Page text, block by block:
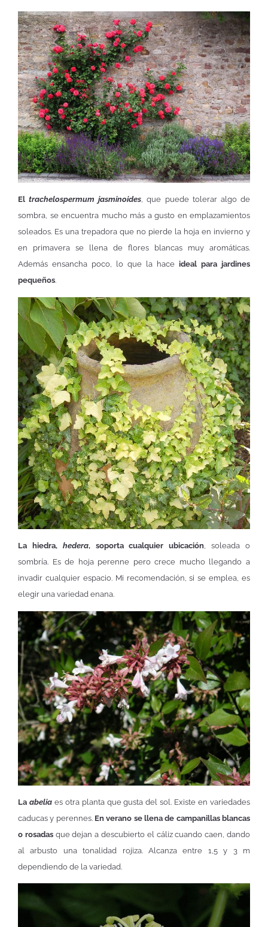
Eltrachelospermum jasminoides, que puede tolerar algo de
sombra, se encuentra mucho más a gusto en emplazamientos
soleados. Es una trepadora que no pierde la hoja en invierno y
en primavera se llena de flores blancas muy aromáticas.
Además ensancha poco, lo que la hace ideal para jardines
pequeños.
La hiedra, hedera, soporta cualquier ubicación, soleada o
sombría. Es de hoja perenne pero crece mucho llegando a
invadir cualquier espacio. Mi recomendación, si se emplea, es
elegir una variedad enana.
La abelia es otra planta que gusta del sol. Existe en variedades
caducas y perennes. En verano se llena de campanillas blancas
o rosadasque dejan a descubierto el cáliz cuando caen, dando
al arbusto una tonalidad rojiza. Alcanza entre 1,5 y 3 m
dependiendo de la variedad.